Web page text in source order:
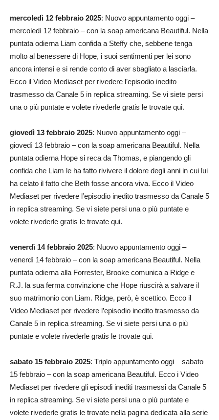
mercoledì 12 febbraio 2025: Nuovo appuntamento oggi –
mercoledì 12 febbraio – con la soap americana Beautiful. Nella
puntata odierna Liam confida a Steffy che, sebbene tenga
molto al benessere di Hope, i suoi sentimenti per lei sono
ancora intensi e si rende conto di aver sbagliato a lasciarla.
Ecco il Video Mediaset per rivedere l’episodio inedito
trasmesso da Canale 5 in replica streaming. Se vi siete persi
una o più puntate e volete rivederle gratis le trovate qui.
giovedì 13 febbraio 2025: Nuovo appuntamento oggi –
giovedì 13 febbraio – con la soap americana Beautiful. Nella
puntata odierna Hope si reca da Thomas, e piangendo gli
confida che Liam le ha fatto rivivere il dolore degli anni in cui lui
ha celato il fatto che Beth fosse ancora viva. Ecco il Video
Mediaset per rivedere l’episodio inedito trasmesso da Canale 5
in replica streaming. Se vi siete persi una o più puntate e
volete rivederle gratis le trovate qui.
venerdì 14 febbraio 2025: Nuovo appuntamento oggi –
venerdì 14 febbraio – con la soap americana Beautiful. Nella
puntata odierna alla Forrester, Brooke comunica a Ridge e
R.J. la sua ferma convinzione che Hope riuscirà a salvare il
suo matrimonio con Liam. Ridge, però, è scettico. Ecco il
Video Mediaset per rivedere l’episodio inedito trasmesso da
Canale 5 in replica streaming. Se vi siete persi una o più
puntate e volete rivederle gratis le trovate qui.
sabato 15 febbraio 2025: Triplo appuntamento oggi – sabato
15 febbraio – con la soap americana Beautiful. Ecco i Video
Mediaset per rivedere gli episodi inediti trasmessi da Canale 5
in replica streaming. Se vi siete persi una o più puntate e
volete rivederle gratis le trovate nella pagina dedicata alla serie